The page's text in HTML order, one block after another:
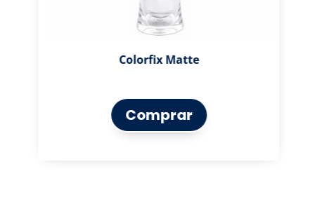
Colorfix Matte
Comprar